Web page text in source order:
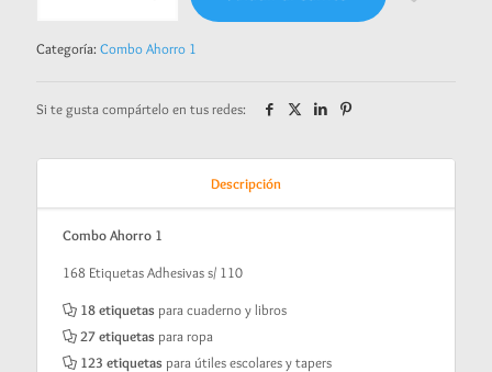
Green
Categoría: Combo Ahorro 1
Si te gusta compártelo en tus redes:
Descripción
Combo Ahorro 1
168 Etiquetas Adhesivas s/ 110
18 etiquetas para cuaderno y libros
27 etiquetas para ropa
123 etiquetas para útiles escolares y tapers